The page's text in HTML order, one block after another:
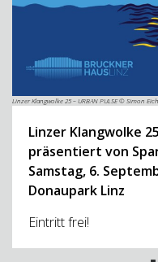
Linzer Klangwolke 25 – URBAN PULSE © Simon
Linzer Klangwolke 25
präsentiert von
Samstag, 6.
Donaupark Linz
Eintritt frei!